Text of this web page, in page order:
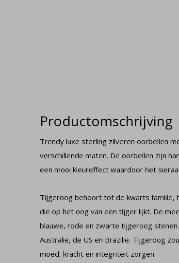
Productomschrijving
Trendy luxe sterling zilveren oorbellen
verschillende maten. De oorbellen zijn
een mooi kleureffect waardoor het
Tijgeroog behoort tot de kwarts familie,
die op het oog van een tijger lijkt. De
blauwe, rode en zwarte tijgeroog
Australië, de US en Brazilië. Tijgeroog
moed, kracht en integriteit zorgen.